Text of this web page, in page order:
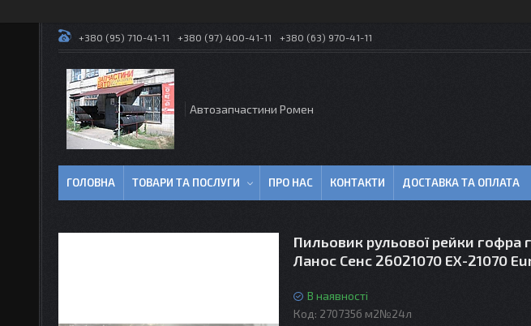
+380 (95) 710-41-11 +380 (97) 400-41-11 +380 (63) 970-41-11
Автозапчастини Ромен
ГОЛОВНА ТОВАРИ ТА ПОСЛУГИ ПРО НАС КОНТАКТИ ДОСТАВКА ТА ОПЛАТА
Пильовик рульової рейки
Ланос Cенс 26021070 EX-21070
В наявності
Код: 270735б м2№24л